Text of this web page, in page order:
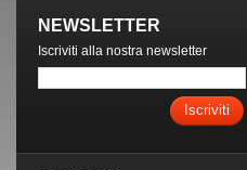
NEWSLETTER
Iscriviti alla nostra newsletter
Iscriviti